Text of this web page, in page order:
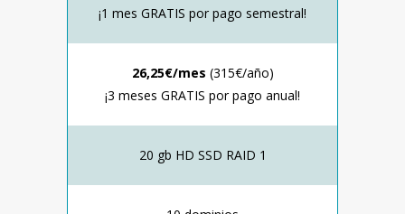
¡1 mes GRATIS por pago semestral!
26,25€/mes (315€/año)
¡3 meses GRATIS por pago anual!
20 gb HD SSD RAID 1